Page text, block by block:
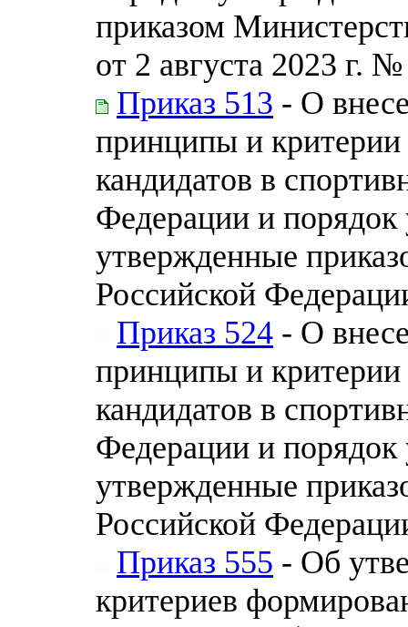
приказом
от 2 августа 2023 г.
Приказ 513 - О
принципы и
кандидатов в
Федерации и порядок
утвержденные
Российской
Приказ 524 - О
принципы и
кандидатов в
Федерации и порядок
утвержденные
Российской
Приказ 555 - Об
критериев